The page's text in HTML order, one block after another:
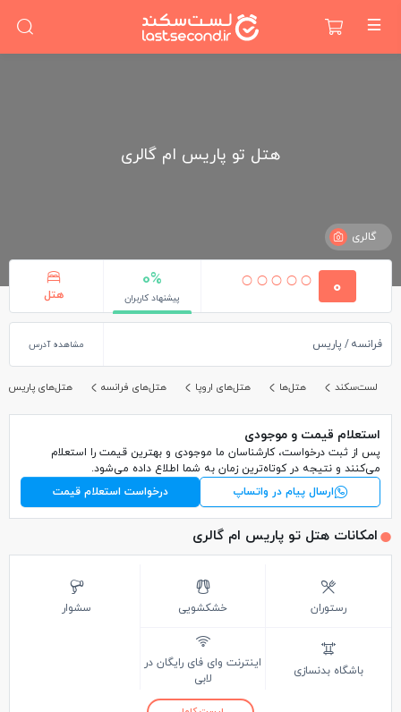
هتل تو پاریس ام گالری
گالری
0
0%
پیشنهاد کاربران هتل
فرانسه پاریس مشاهده آدرس
لست‌سکند هتل‌ها هتل‌های اروپا هتل‌های فرانسه هتل‌های پاریس
استعلام قیمت و موجودی
پس از ثبت درخواست، کارشناسان ما موجودی و بهترین قیمت را استعلام
می‌کنند و نتیجه در کوتاه‌ترین زمان به شما اطلاع داده می‌شود.
ارسال پیام در واتساپ
درخواست استعلام قیمت
امکانات هتل تو پاریس ام گالری
رستوران خشکشویی سشوار
باشگاه بدنسازی
اینترنت وای فای رایگان در
لابی